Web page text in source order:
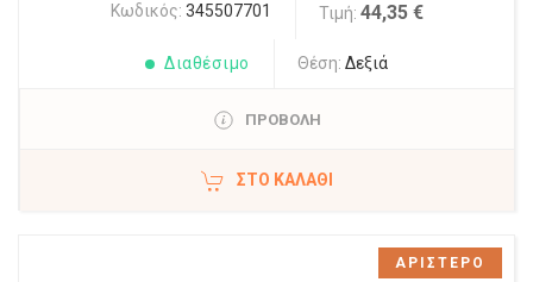
Κωδικός: 345507701 Τιμή: 44,35 €
Διαθέσιμο Θέση: Δεξιά
ΠΡΟΒΟΛΗ
ΣΤΟ ΚΑΛΆΘΙ
ΑΡΙΣΤΕΡΟ